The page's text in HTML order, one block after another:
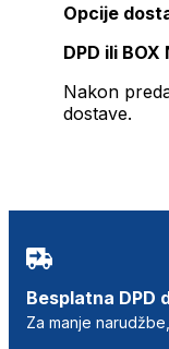
Opcije
DPD ili
Nakon
dostave.
Besplatna DPD
Za manje